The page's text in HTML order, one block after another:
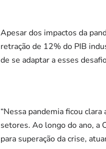
Apesar dos impactos da
retração de 12% do PIB
de se adaptar a esses
“Nessa pandemia ficou
setores. Ao longo do ano, a
para superação da crise,